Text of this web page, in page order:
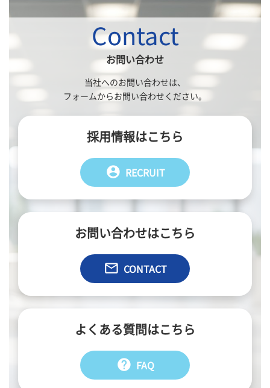
お問い合わせ
Contact
当社へのお問い合わせは、
フォームからお問い合わせください。
採用情報はこちら
account_circle RECRUIT
お問い合わせはこちら
email CONTACT
よくある質問はこちら
help FAQ